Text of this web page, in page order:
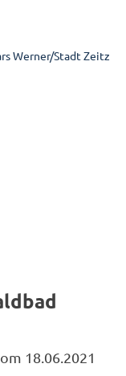
Werner/Stadt Zeitz
18.06.2021